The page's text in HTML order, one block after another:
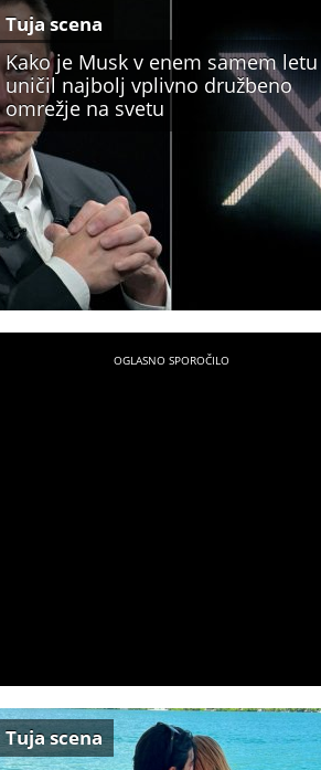
Kako je Musk v enem samem letu
uničil najbolj vplivno družbeno
omrežje na svetu
Tuja scena
Tuja scena